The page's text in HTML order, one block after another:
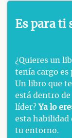
Es para ti
¿Quieres un
tenía cargo es
Un libro que
está dentro de
líder? Ya lo
esta habilidad
tu entorno.